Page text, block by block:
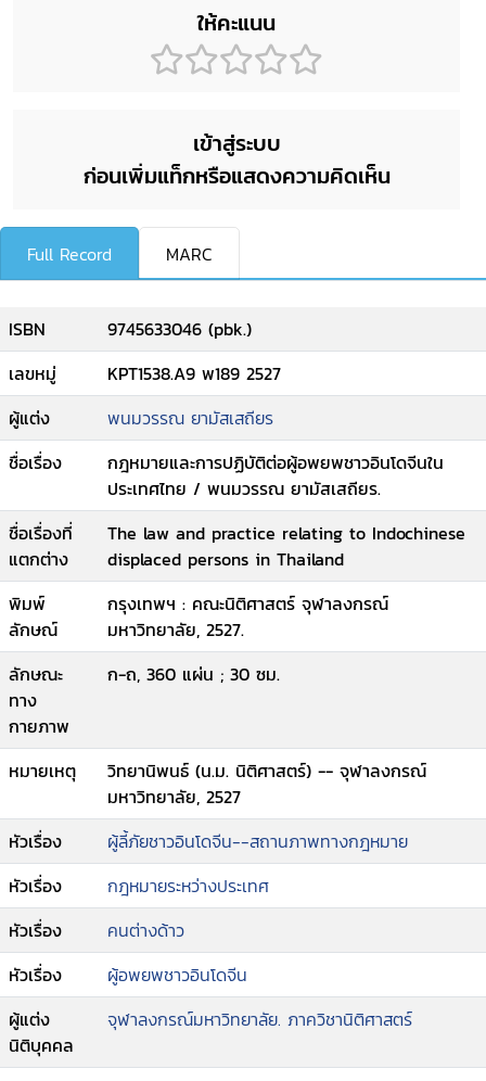
ให้คะแนน
เข้าสู่ระบบ
ก่อนเพิ่มแท็กหรือแสดงความคิดเห็น
Full Record MARC
ISBN
9745633046 (pbk.)
เลขหมู่
KPT1538.A9 พ189 2527
ผู้แต่ง
พนมวรรณ ยามัสเสถียร
ชื่อเรื่อง
กฎหมายและการปฏิบัติต่อผู้อพยพชาวอินโดจีนใน
ประเทศไทย / พนมวรรณ ยามัสเสถียร.
ชื่อเรื่องที่
แตกต่าง
The law and practice relating to Indochinese
displaced persons in Thailand
พิมพ์
ลักษณ์
กรุงเทพฯ : คณะนิติศาสตร์ จุฬาลงกรณ์
มหาวิทยาลัย, 2527.
ลักษณะ
ทาง
กายภาพ
ก-ถ, 360 แผ่น ; 30 ซม.
หมายเหตุ
วิทยานิพนธ์ (น.ม. นิติศาสตร์) -- จุฬาลงกรณ์
มหาวิทยาลัย, 2527
หัวเรื่อง
ผู้ลี้ภัยชาวอินโดจีน--สถานภาพทางกฎหมาย
หัวเรื่อง
กฎหมายระหว่างประเทศ
หัวเรื่อง
คนต่างด้าว
หัวเรื่อง
ผู้อพยพชาวอินโดจีน
ผู้แต่ง
นิติบุคคล
จุฬาลงกรณ์มหาวิทยาลัย. ภาควิชานิติศาสตร์